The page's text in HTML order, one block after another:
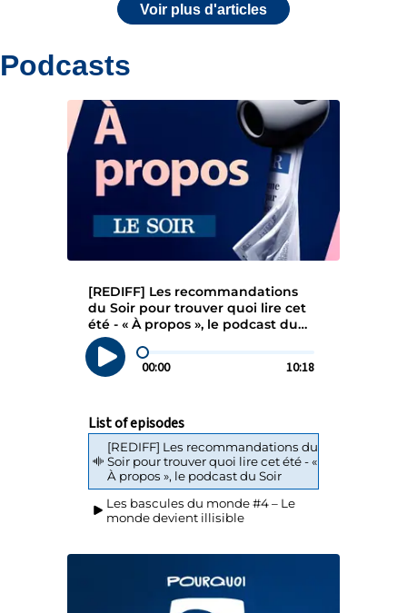
Voir plus d'articles
Podcasts